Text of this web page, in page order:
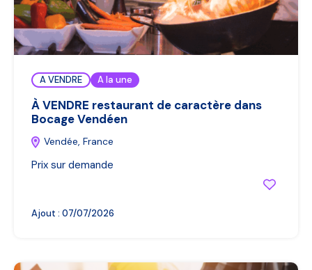
A VENDRE A la une
À VENDRE restaurant de caractère dans
Bocage Vendéen
Vendée, France
Prix sur demande
Ajout : 07/07/2026